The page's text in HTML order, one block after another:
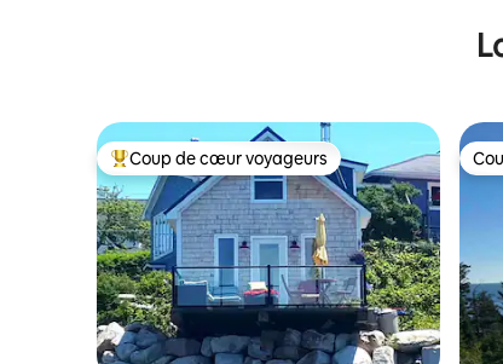
Coups de cœur voyageurs les plus appréciés
Coup de cœur voyageurs